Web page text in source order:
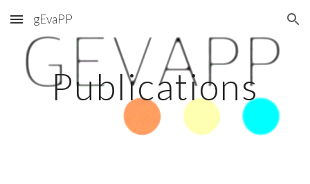
Skip to main content Skip to navigation
gEvaPP
Publications